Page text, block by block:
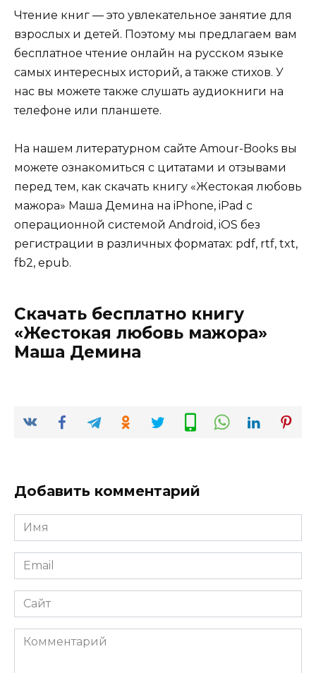
Чтение книг — это увлекательное занятие для
взрослых и детей. Поэтому мы предлагаем вам
бесплатное чтение онлайн на русском языке
самых интересных историй, а также стихов. У
нас вы можете также слушать аудиокниги на
телефоне или планшете.
На нашем литературном сайте Amour-Books вы
можете ознакомиться с цитатами и отзывами
перед тем, как скачать книгу «Жестокая любовь
мажора» Маша Демина на iPhone, iPad с
операционной системой Android, iOS без
регистрации в различных форматах: pdf, rtf, txt,
fb2, epub.
Скачать бесплатно книгу
«Жестокая любовь мажора»
Маша Демина
Добавить комментарий
Имя
*
Email
*
Сайт
Комментарий